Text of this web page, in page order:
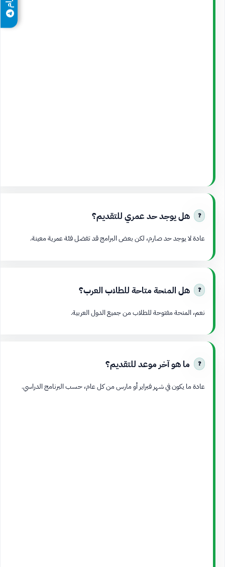
هل يوجد حد عمري للتقديم؟
عادة لا يوجد حد صارم، لكن بعض البرامج قد تفضل فئة عمرية معينة.
هل المنحة متاحة للطلاب العرب؟
نعم، المنحة مفتوحة للطلاب من جميع الدول العربية.
ما هو آخر موعد للتقديم؟
عادة ما يكون في شهر فبراير أو مارس من كل عام، حسب البرنامج الدراسي.